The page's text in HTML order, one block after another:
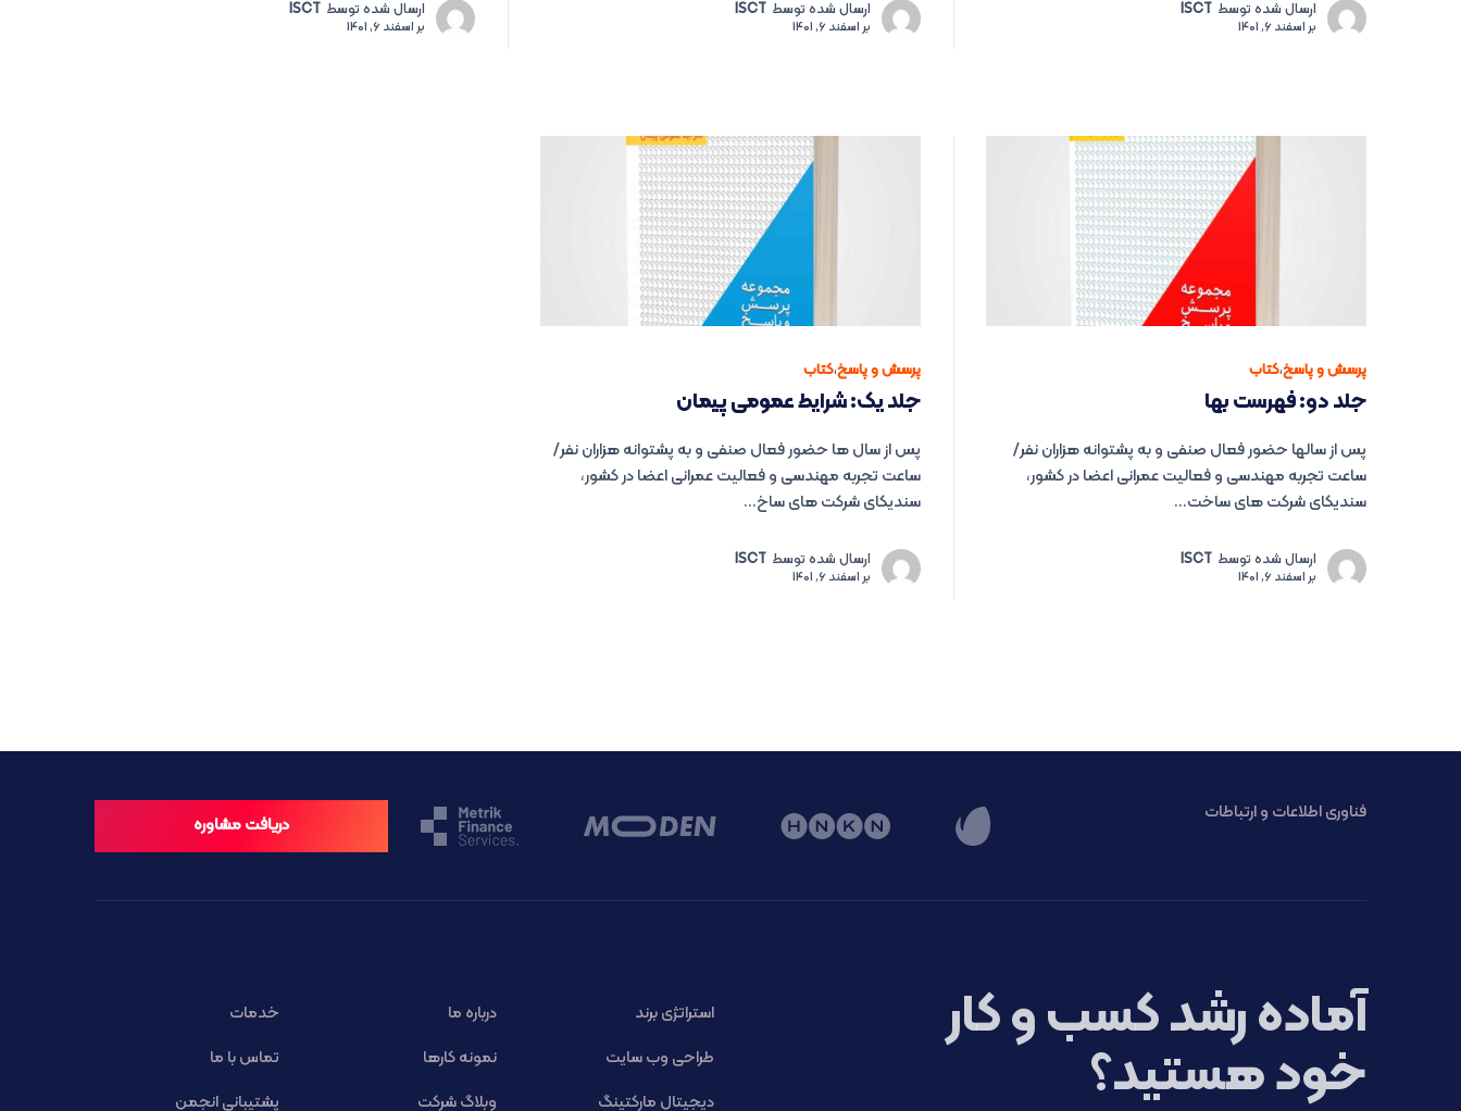
ارسال شده توسط ISCT
براسفند 6, 1401
ارسال شده توسط ISCT
براسفند 6, 1401
ارسال شده توسط ISCT
براسفند 6, 1401
پرسش و پاسخ،کتاب
جلد دو: فهرست بها
پس از سالها حضور فعال صنفی و به پشتوانه هزاران نفر/
ساعت تجربه مهندسی و فعالیت عمرانی اعضا در کشور،
سندیکای شرکت های ساخت...
ارسال شده توسط ISCT
براسفند 6, 1401
پرسش و پاسخ،کتاب
جلد یک: شرایط عمومی پیمان
پس از سال ها حضور فعال صنفی و به پشتوانه هزاران نفر/
ساعت تجربه مهندسی و فعالیت عمرانی اعضا در کشور،
سندیکای شرکت های ساخ...
ارسال شده توسط ISCT
براسفند 6, 1401
فناوری اطلاعات و ارتباطات
دریافت مشاوره
آماده رشد کسب و کار
خود هستید؟
استراتژی برند درباره ما
خدمات
طراحی وب سایت
نمونه کارها
تماس با ما
دیجیتال مارکتینگ
وبلاگ شرکت پشتیبانی انجمن